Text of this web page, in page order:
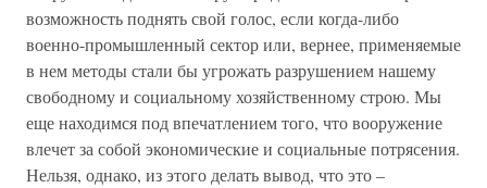
возможность поднять свой голос, если когда-либо
военно-промышленный сектор или, вернее, применяемые
в нем методы стали бы угрожать разрушением нашему
свободному и социальному хозяйственному строю. Мы
еще находимся под впечатлением того, что вооружение
влечет за собой экономические и социальные потрясения.
Нельзя, однако, из этого делать вывод, что это –